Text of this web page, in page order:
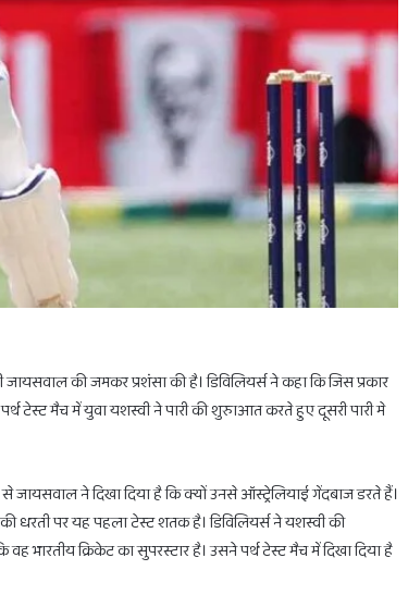
की जमकर प्रशंसा की है। डिविलियर्स ने कहा कि जिस प्रकार
टेस्ट मैच में युवा यशस्वी ने पारी की शुरुाआत करते हुए दूसरी पारी मे
ने दिखा दिया है कि क्यों उनसे ऑस्ट्रेलियाई गेंदबाज डरते हैं।
धरती पर यह पहला टेस्ट शतक है। डिविलियर्स ने यशस्वी की
क्रिकेट का सुपरस्टार है। उसने पर्थ टेस्ट मैच में दिखा दिया है
के
लिए
मिलेगा
सिर्फ